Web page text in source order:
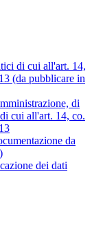
di cui all'art. 14,
(da pubblicare in
di
cui all'art. 14, co.
da
dei dati